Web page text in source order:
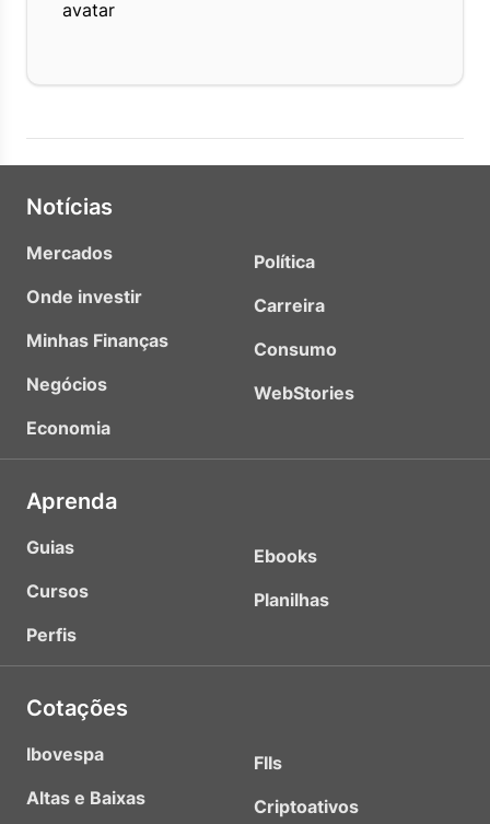
Notícias
Mercados
Onde investir
Minhas Finanças
Negócios
Economia
Política
Carreira
Consumo
WebStories
Aprenda
Guias
Cursos
Perfis
Ebooks
Planilhas
Cotações
Ibovespa
Altas e Baixas
FIIs
Criptoativos